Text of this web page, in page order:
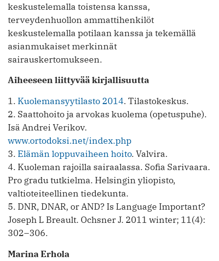
keskustelemalla toistensa kanssa,
terveydenhuollon ammattihenkilöt
keskustelemalla potilaan kanssa ja tekemällä
asianmukaiset merkinnät
sairauskertomukseen.
Aiheeseen liittyvää kirjallisuutta
1. Kuolemansyytilasto 2014. Tilastokeskus.
2. Saattohoito ja arvokas kuolema (opetuspuhe).
Isä Andrei Verikov.
www.ortodoksi.net/index.php
3. Elämän loppuvaiheen hoito. Valvira.
4. Kuoleman rajoilla sairaalassa. Sofia Sarivaara.
Pro gradu tutkielma. Helsingin yliopisto,
valtioteiteellinen tiedekunta.
5. DNR, DNAR, or AND? Is Language Important?
Joseph L Breault. Ochsner J. 2011 winter; 11(4):
302–306.
Marina Erhola